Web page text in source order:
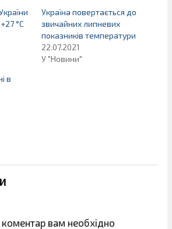
°С
Україна повертається до
звичайних липневих
показників температури
22.07.2021
У "Новини"
в
вам необхідно